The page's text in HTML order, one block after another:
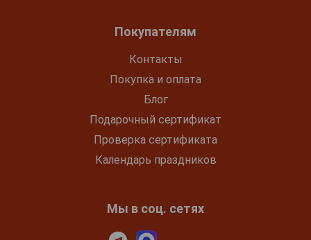
Покупателям
Контакты
Покупка и оплата
Блог
Подарочный сертификат
Проверка сертификата
Календарь праздников
Мы в соц. сетях